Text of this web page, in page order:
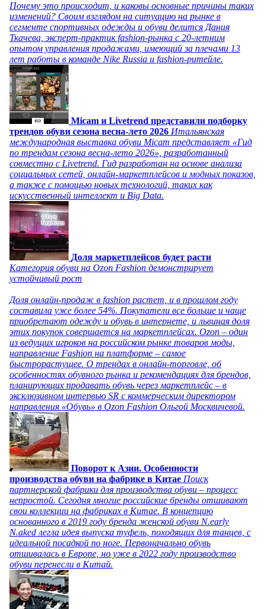
Почему это происходит, и каковы основные причины таких
изменений? Своим взглядом на ситуацию на рынке в
сегменте спортивных одежды и обуви делится Дания
Ткачева, эксперт-практик fashion-рынка с 20-летним
опытом управления продажами, имеющий за плечами 13
лет работы в команде Nike Russia и fashion-ритейле.
Micam и Livetrend представили подборку
трендов обуви сезона весна-лето 2026 Итальянская
международная выставка обуви Micam представляет «Гид
по трендам сезона весна-лето 2026», разработанный
совместно с Livetrend. Гид разработан на основе анализа
социальных сетей, онлайн-маркетплейсов и модных показов,
а также с помощью новых технологий, таких как
искусственный интеллект и Big Data.
Доля маркетплейсов будет расти
Категория обуви на Ozon Fashion демонстрирует
устойчивый рост
Доля онлайн-продаж в fashion растет, и в прошлом году
составила уже более 54%. Покупатели все больше и чаще
приобретают одежду и обувь в интернете, и львиная доля
этих покупок совершается на маркетплейсах. Ozon – один
из ведущих игроков на российском рынке товаров моды,
направление Fashion на платформе – самое
быстрорастущее. О трендах в онлайн-торговле, об
особенностях обувного рынка и рекомендациях для брендов,
планирующих продавать обувь через маркетплейс – в
эксклюзивном интервью SR с коммерческим директором
направления «Обувь» в Ozon Fashion Ольгой Москвичевой.
Поворот к Азии. Особенности
производства обуви на фабрике в Китае Поиск
партнерской фабрики для производства обуви – процесс
непростой. Сегодня многие российские бренды отшивают
свои коллекции на фабриках в Китае. В концепцию
основанного в 2019 году бренда женской обуви N.early
N.aked легла идея выпуска туфель, походящих для танцев, с
идеальной посадкой по ноге. Первоначально обувь
отшивалась в Европе, но уже в 2022 году производство
обуви перенесли в Китай.